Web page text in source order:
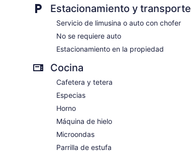
Estacionamiento y transporte
Servicio de limusina o auto con chofer
No se requiere auto
Estacionamiento en la propiedad
Cocina
Cafetera y tetera
Especias
Horno
Máquina de hielo
Microondas
Parrilla de estufa